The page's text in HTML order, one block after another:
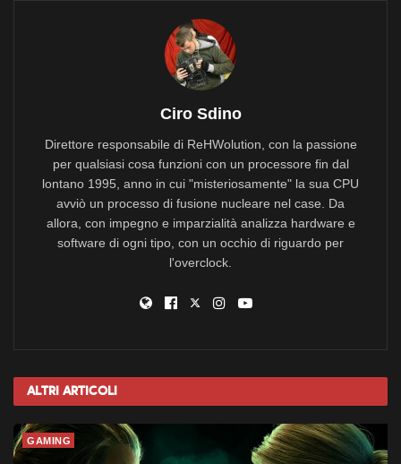
Ciro Sdino
Direttore responsabile di ReHWolution, con la passione
per qualsiasi cosa funzioni con un processore fin dal
lontano 1995, anno in cui "misteriosamente" la sua CPU
avviò un processo di fusione nucleare nel case. Da
allora, con impegno e imparzialità analizza hardware e
software di ogni tipo, con un occhio di riguardo per
l'overclock.
Altri Articoli
GAMING